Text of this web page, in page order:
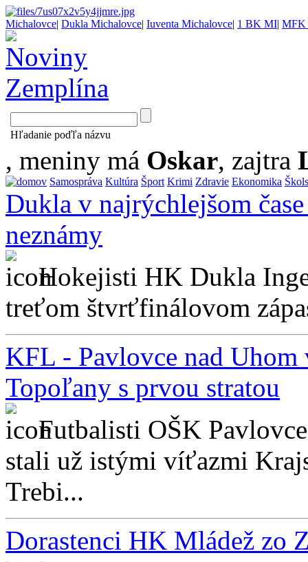
Michalovce| Dukla Michalovce| Iuventa Michalovce| 1 BK MI| MFK
Hľadanie poďľa názvu
, meniny má Oskar, zajtra
Samospráva Kultúra Šport Krimi Zdravie Ekonomika
Dukla v najrýchlejšom
neznámy
Hokejisti HK Dukla
treťom štvrťfinálovom
KFL - Pavlovce nad
Topoľany s prvou stratou
Futbalisti OŠK
stali už istými víťazmi
Trebi...
Dorastenci HK Mládež zo